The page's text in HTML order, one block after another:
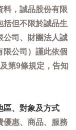
料，誠品股份有限
括但不限於誠品生
公司、財團法人誠
限公司）謹此依個
第9條規定，告知
區、對象及方式
優惠、商品、服務